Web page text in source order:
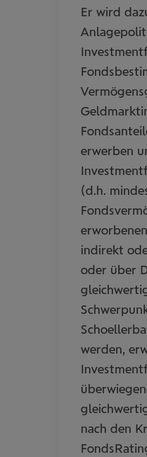
Er wird
erwerben
(d.h.
indirekt
oder über
werden,
nach den